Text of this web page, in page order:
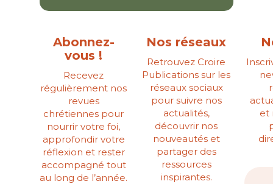
Abonnez-
vous !
Recevez
régulièrement nos
revues
chrétiennes pour
nourrir votre foi,
approfondir votre
réflexion et rester
accompagné tout
au long de l’année.
Nos réseaux
Retrouvez Croire
Publications sur les
réseaux sociaux
pour suivre nos
actualités,
découvrir nos
nouveautés et
partager des
ressources
inspirantes.
et